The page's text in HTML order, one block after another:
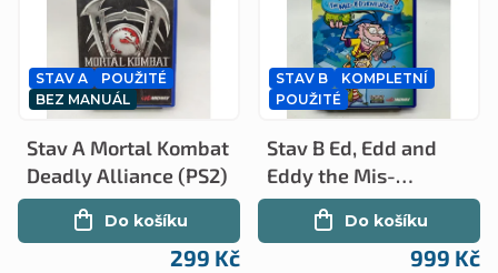
p
o
p
r
o
STAV A
POUŽITÉ
BEZ MANUÁL
Stav A Mortal Kombat
Deadly Alliance (PS2)
299 Kč
Do košíku
STAV B
KOMPLETNÍ
POUŽITÉ
Stav B Ed, Edd and
Eddy the Mis-
edventures
kompletní (PS2)
999 Kč
Do košíku